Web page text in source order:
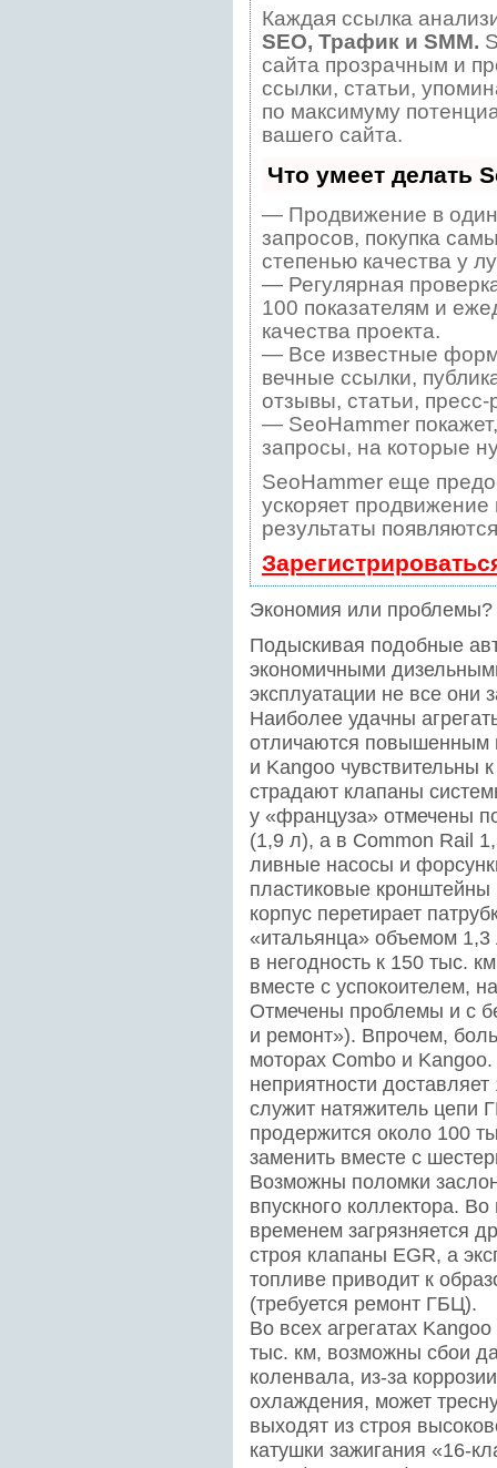
Каждая ссылка
SEO, Трафик и SMM.
сайта прозрачным и
ссылки, статьи,
по максимуму
вашего сайта.
Что умеет делать
— Продвижение в один
запросов, покупка
степенью качества у
— Регулярная
100 показателям и
качества проекта.
— Все известные
вечные ссылки,
отзывы, статьи,
— SeoHammer
запросы, на которые
SeoHammer еще
ускоряет
результаты
Экономия или проблемы?
Подыскивая подобные
экономичными
эксплуатации не все они
Наиболее удачны
отличаются повышенным
и Kangoo чувствительны
страдают клапаны
у «француза» отмечены
(1,9 л), а в Сommon Rail
ливные насосы и
пластиковые кронштейны
корпус перетирает
«итальянца» объемом
в негодность к 150 тыс.
вместе с успокоителем,
Отмечены проблемы и с
и ремонт»). Впрочем,
моторах Combo и
неприятности
служит натяжитель цепи
продержится около 100
заменить вместе с
Возможны поломки
впускного коллектора.
временем загрязняется
строя клапаны EGR, а
топливе приводит к
(требуется ремонт ГБЦ).
Во всех агрегатах
тыс. км, возможны сбои
коленвала, из-за
охлаждения, может
выходят из строя
катушки зажигания «16-